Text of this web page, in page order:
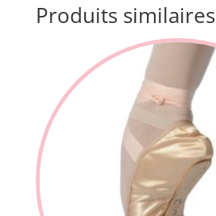
Produits similaires